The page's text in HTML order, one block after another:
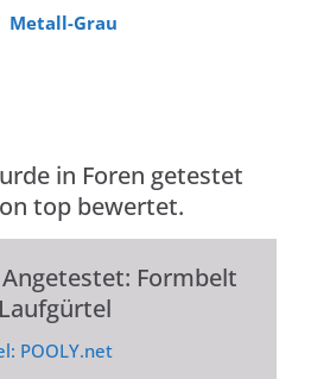
Metall-Grau
in Foren getestet
top bewertet.
Formbelt
POOLY.net